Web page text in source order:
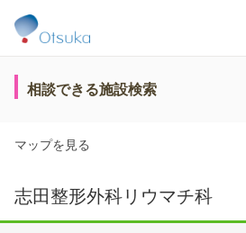
相談できる施設検索
マップを見る
志田整形外科リウマチ科